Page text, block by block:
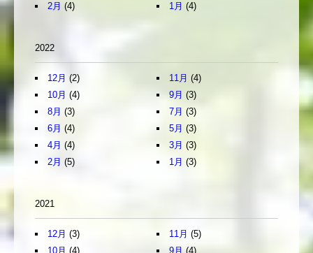
2月 (4) 1月 (4)
2022
12月 (2) 11月 (4)
10月 (4) 9月 (3)
8月 (3) 7月 (3)
6月 (4) 5月 (3)
4月 (4) 3月 (3)
2月 (5) 1月 (3)
2021
12月 (3) 11月 (5)
10月 (4) 9月 (4)